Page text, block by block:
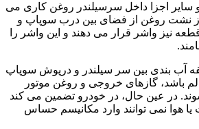
و سایر اجزا داخل سرسیلندر روغن کاری می
نشت روغن از فضای بین درب سوپاپ و
نیز واشر قرار می دهند و این واشر را
آب بندی بین سر سیلندر و درپوش سوپاپ
باشد، گازهای خروجی و روغن موتور
در عین حال، در خودرو تضمین می کند
هوا نمی توانند وارد مکانیسم حساس